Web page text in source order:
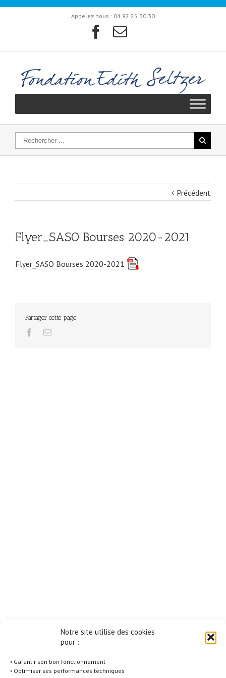
Notre site utilise des cookies
pour :
◦ Garantir son bon fonctionnement
◦ Optimiser ses performances techniques
Appelez nous : 04 92 25 30 30
Précédent
Flyer_SASO Bourses 2020-2021
Flyer_SASO Bourses 2020-2021
Partager cette page